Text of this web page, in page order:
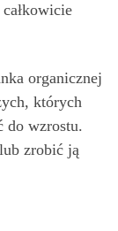
organicznej
których
do wzrostu.
zrobić ją